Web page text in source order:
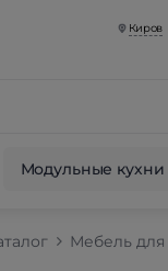
Киров
Модульные кухни
Мебель для